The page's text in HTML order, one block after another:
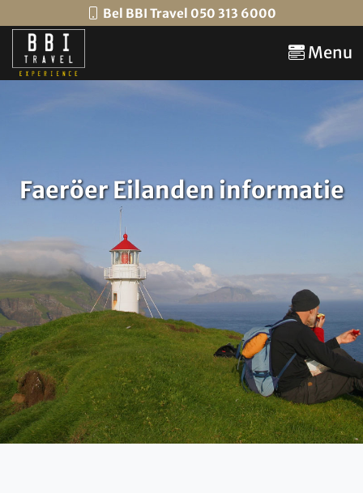
Bel BBI Travel 050 313 6000
Menu
Faeröer Eilanden informatie